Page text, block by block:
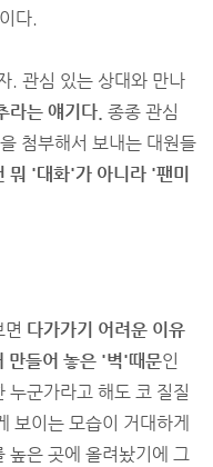
다.
. 관심 있는 상대와 만나
라는 얘기다. 종종 관심
첨부해서 보내는 대원들
뭐 '대화'가 아니라 '팬미
다가가기 어려운 이유
만들어 놓은 '벽'때문인
누군가라고 해도 코 질질
보이는 모습이 거대하게
높은 곳에 올려놨기에 그